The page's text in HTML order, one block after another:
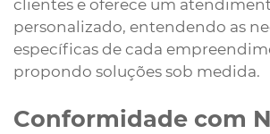
clientes e oferece um
personalizado, entendendo as
específicas de cada
propondo soluções sob medida.
Conformidade com